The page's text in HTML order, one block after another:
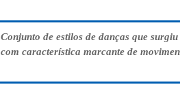
Conjunto de estilos de danças que
com característica marcante de